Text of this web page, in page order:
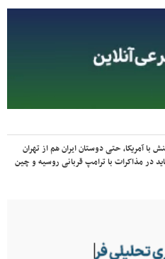
آمریکا، حتی دوستان ایران هم از تهران
در مذاکرات با ترامپ قربانی روسیه و چین